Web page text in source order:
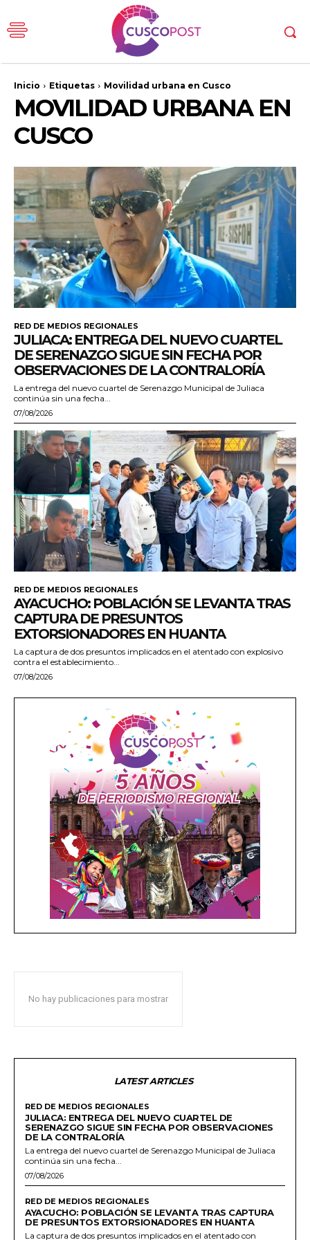
Inicio Etiquetas Movilidad urbana en Cusco
MOVILIDAD URBANA EN
CUSCO
RED DE MEDIOS REGIONALES
JULIACA: ENTREGA DEL NUEVO CUARTEL
DE SERENAZGO SIGUE SIN FECHA POR
OBSERVACIONES DE LA CONTRALORÍA
La entrega del nuevo cuartel de Serenazgo Municipal de Juliaca
continúa sin una fecha...
07/08/2026
RED DE MEDIOS REGIONALES
AYACUCHO: POBLACIÓN SE LEVANTA TRAS
CAPTURA DE PRESUNTOS
EXTORSIONADORES EN HUANTA
La captura de dos presuntos implicados en el atentado con explosivo
contra el establecimiento...
07/08/2026
No hay publicaciones para mostrar
LATEST ARTICLES
RED DE MEDIOS REGIONALES
JULIACA: ENTREGA DEL NUEVO CUARTEL DE
SERENAZGO SIGUE SIN FECHA POR OBSERVACIONES
DE LA CONTRALORÍA
La entrega del nuevo cuartel de Serenazgo Municipal de Juliaca
continúa sin una fecha...
07/08/2026
RED DE MEDIOS REGIONALES
AYACUCHO: POBLACIÓN SE LEVANTA TRAS CAPTURA
DE PRESUNTOS EXTORSIONADORES EN HUANTA
La captura de dos presuntos implicados en el atentado con